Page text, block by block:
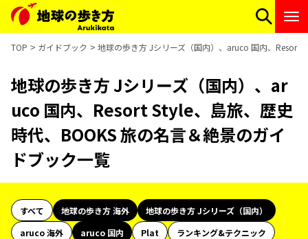
TOP ガイドブック 地球の歩き方 Jシリーズ（国内）、aruco 国内、Resort
地球の歩き方 Jシリーズ（国内）、ar
uco 国内、Resort Style、島旅、歴史
時代、BOOKS 旅の名言＆絶景のガイ
ドブック一覧
すべて 地球の歩き方 海外
地球の歩き方 Jシリーズ（国内）
aruco 海外
aruco 国内 Plat
ランキング&テクニック